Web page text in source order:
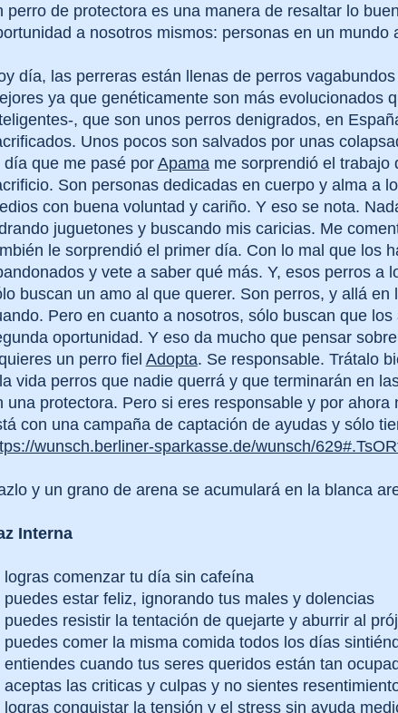
perro de protectora es una manera de resaltar lo
a nosotros mismos: personas en un mundo
día, las perreras están llenas de perros
ya que genéticamente son más evolucionados
, que son unos perros denigrados, en
Unos pocos son salvados por unas
día que me pasé por Apamame sorprendió el trabajo
Son personas dedicadas en cuerpo y alma a
con buena voluntad y cariño. Y eso se nota.
juguetones y buscando mis caricias. Me
le sorprendió el primer día. Con lo mal que los
y vete a saber qué más. Y, esos perros
buscan un amo al que querer. Son perros, y allá
Pero en cuanto a nosotros, sólo buscan que
oportunidad. Y eso da mucho que pensar
un perro fiel Adopta. Se responsable. Trátalo
vida perros que nadie querrá y que terminarán en
una protectora. Pero si eres responsable y por
con una campaña de captación de ayudas y sólo
wunsch.berliner-sparkasse.de/wunsch/
y un grano de arena se acumulará en la blanca
Interna
logras comenzar tu día sin cafeína
puedes estar feliz, ignorando tus males y dolencias
puedes resistir la tentación de quejarte y aburrir al
puedes comer la misma comida todos los días
entiendes cuando tus seres queridos están tan
aceptas las criticas y culpas y no sientes
logras conquistar la tensión y el stress sin ayuda